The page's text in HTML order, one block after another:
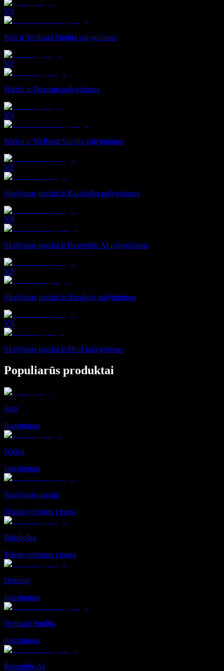
VS
Rytr ir Wellsaid Studija palyginimas
VS
Wideo ir Descript palyginimas
VS
Wideo ir Wellsaid Studija palyginimas
VS
Skaitymas garsiai ir Balabolka palyginimas
VS
Skaitymas garsiai ir Resemble AI palyginimas
VS
Skaitymas garsiai ir Narakeet palyginimas
VS
Skaitymas garsiai ir Murf palyginimas
Populiarūs produktai
Rytr
Įgarsinimas
Wideo
Įgarsinimas
Skaitymas garsiai
Teksto vertimas į garsą
Balabolka
Teksto vertimas į garsą
Descript
Įgarsinimas
Wellsaid Studija
Įgarsinimas
Resemble AI